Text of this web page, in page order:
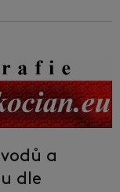
a
dle